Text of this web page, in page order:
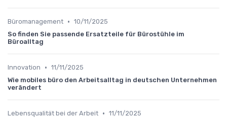
Büromanagement • 10/11/2025
So finden Sie passende Ersatzteile für Bürostühle im
Büroalltag
Innovation • 11/11/2025
Wie mobiles büro den Arbeitsalltag in deutschen Unternehmen
verändert
Lebensqualität bei der Arbeit • 11/11/2025